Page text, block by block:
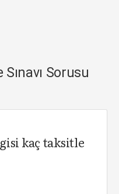
Sorusu
kaç taksitle